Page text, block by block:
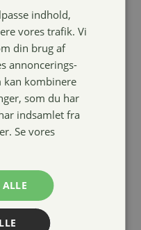
elastik
kr.
indhold,
vores trafik. Vi
din brug af
annoncerings-
kan kombinere
som du har
indsamlet fra
Se vores
ALLE